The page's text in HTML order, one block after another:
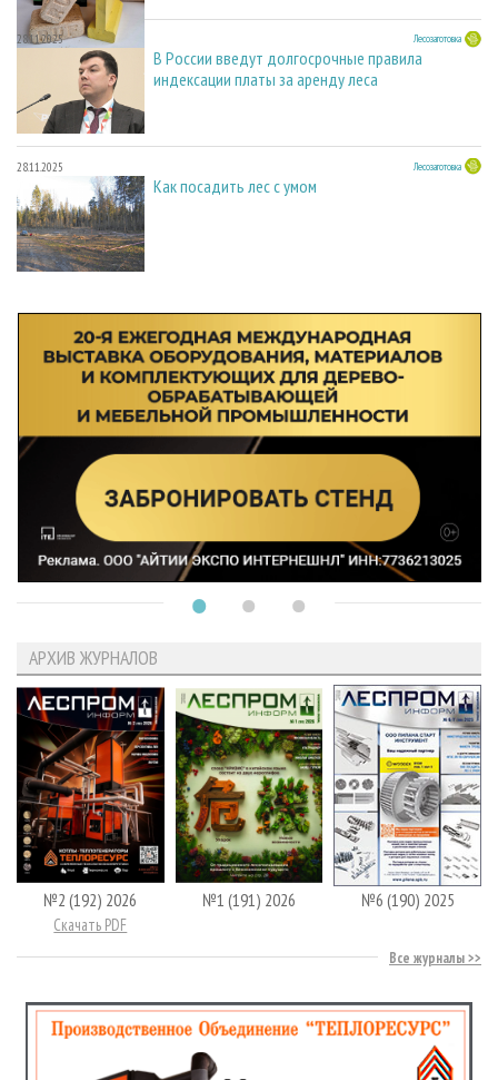
28.11.2025 Лесозаготовка
В России введут долгосрочные правила
индексации платы за аренду леса
28.11.2025 Лесозаготовка
Как посадить лес с умом
АРХИВ ЖУРНАЛОВ
№2 (192) 2026
Скачать PDF
№1 (191) 2026 №6 (190) 2025
Все журналы